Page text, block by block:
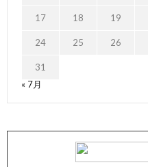
17 18 19
24 25 26
31
« 7月